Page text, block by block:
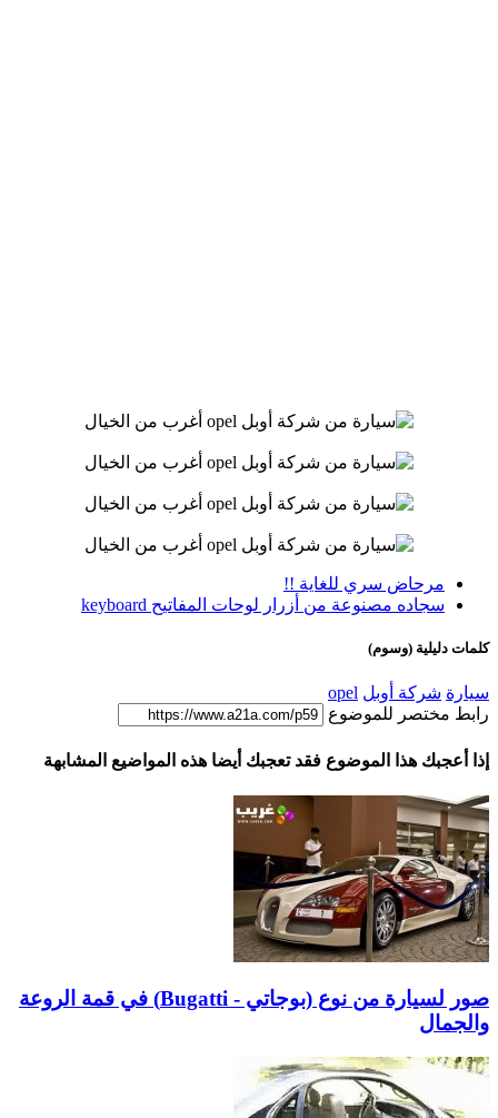
مرحاض سري للغاية !!
سجاده مصنوعة من أزرار لوحات المفاتيح keyboard
كلمات دليلية (وسوم)
سيارة شركة أوبل opel
رابط مختصر للموضوع
إذا أعجبك هذا الموضوع فقد تعجبك أيضا هذه المواضيع المشابهة
صور لسيارة من نوع (بوجاتي - Bugatti) في قمة الروعة
والجمال